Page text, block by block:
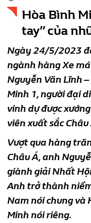
Hòa Bình
tay” của
Ngày 24/5/2023
ngành hàng Xe
Nguyễn Văn Lĩnh
Minh 1, người đại
vinh dự được
viên xuất sắc
Vượt qua hàng
Châu Á, anh
giành giải Nhất
Anh trở thành
Nam nói chung và
Minh nói riêng.